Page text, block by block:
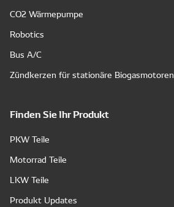
CO2 Wärmepumpe
Robotics
Bus A/C
Zündkerzen für stationäre Biogasmotoren
Finden Sie Ihr Produkt
PKW Teile
Motorrad Teile
LKW Teile
Produkt Updates